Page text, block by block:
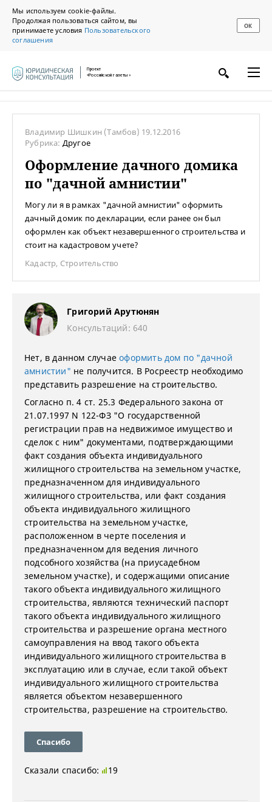
Мы используем cookie-файлы.
Продолжая пользоваться сайтом, вы
принимаете условия Пользовательского
соглашения
ОК
Проект
«Российской газеты»
Владимир Шишкин (Тамбов) 19.12.2016
Рубрика: Другое
Оформление дачного домика
по "дачной амнистии"
Могу ли я в рамках "дачной амнистии" оформить
дачный домик по декларации, если ранее он был
оформлен как объект незавершенного строительства и
стоит на кадастровом учете?
Кадастр, Строительство
Григорий Арутюнян
Консультаций: 640
Нет, в данном случаеоформить дом по "дачной
амнистии" не получится. В Росреестр необходимо
представить разрешение на строительство.
Согласно п. 4 ст. 25.3 Федерального закона от
21.07.1997 N 122-ФЗ "О государственной
регистрации прав на недвижимое имущество и
сделок с ним" документами, подтверждающими
факт создания объекта индивидуального
жилищного строительства на земельном участке,
предназначенном для индивидуального
жилищного строительства, или факт создания
объекта индивидуального жилищного
строительства на земельном участке,
расположенном в черте поселения и
предназначенном для ведения личного
подсобного хозяйства (на приусадебном
земельном участке), и содержащими описание
такого объекта индивидуального жилищного
строительства, являются технический паспорт
такого объекта индивидуального жилищного
строительства и разрешение органа местного
самоуправления на ввод такого объекта
индивидуального жилищного строительства в
эксплуатацию или в случае, если такой объект
индивидуального жилищного строительства
является объектом незавершенного
строительства, разрешение на строительство.
Спасибо
Сказали спасибо: 19